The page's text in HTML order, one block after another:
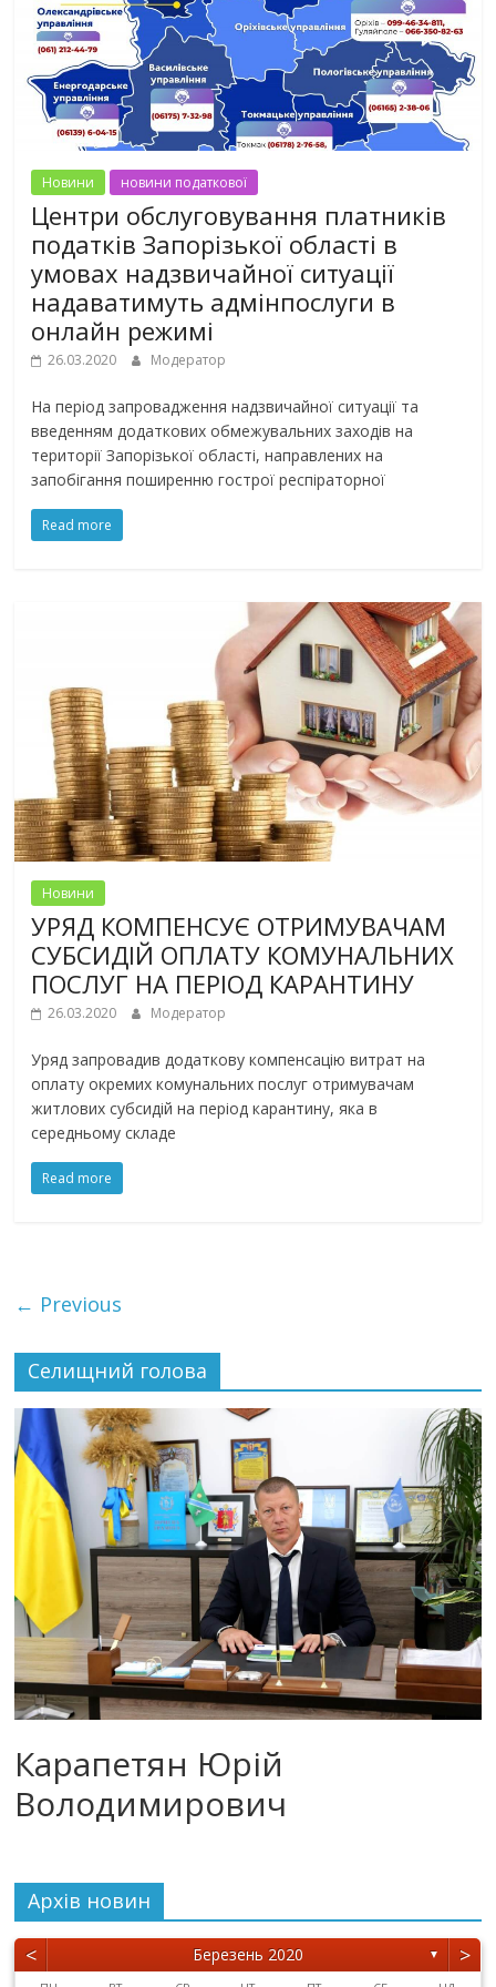
Новини новини податкової
Центри обслуговування платників
податків Запорізької області в
умовах надзвичайної ситуації
надаватимуть адмінпослуги в
онлайн режимі
26.03.2020 Модератор
На період запровадження надзвичайної ситуації та
введенням додаткових обмежувальних заходів на
території Запорізької області, направлених на
запобігання поширенню гострої респіраторної
Read more
Новини
УРЯД КОМПЕНСУЄ ОТРИМУВАЧАМ
СУБСИДІЙ ОПЛАТУ КОМУНАЛЬНИХ
ПОСЛУГ НА ПЕРІОД КАРАНТИНУ
26.03.2020 Модератор
Уряд запровадив додаткову компенсацію витрат на
оплату окремих комунальних послуг отримувачам
житлових субсидій на період карантину, яка в
середньому складе
Read more
← Previous
Селищний голова
Карапетян Юрій
Володимирович
Архiв новин
< Березень 2020 ▼ >